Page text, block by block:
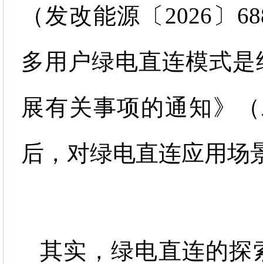
（发改能源〔 2026 〕
多用户绿电直连模式
展有关事项的通知》
后，对绿电直连应用场
其实，绿电直连的探